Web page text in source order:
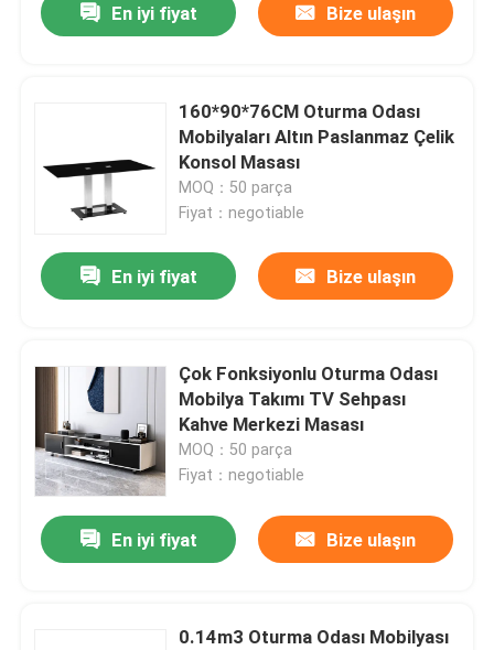
En iyi fiyat Bize ulaşın
160*90*76CM Oturma Odası
Mobilyaları Altın Paslanmaz Çelik
Konsol Masası
MOQ：50 parça
Fiyat：negotiable
En iyi fiyat Bize ulaşın
Çok Fonksiyonlu Oturma Odası
Mobilya Takımı TV Sehpası
Kahve Merkezi Masası
MOQ：50 parça
Fiyat：negotiable
En iyi fiyat Bize ulaşın
0.14m3 Oturma Odası Mobilyası